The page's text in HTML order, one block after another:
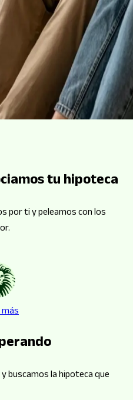
tu hipoteca
por ti y peleamos con los
buscamos la hipoteca que